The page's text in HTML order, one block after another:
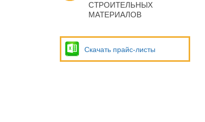
СТРОИТЕЛЬНЫХ
МАТЕРИАЛОВ
Скачать прайс-листы